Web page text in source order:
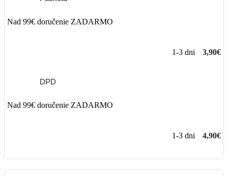
Nad 99€ doručenie ZADARMO
1-3 dni 3,90€
DPD
Nad 99€ doručenie ZADARMO
1-3 dni 4,90€